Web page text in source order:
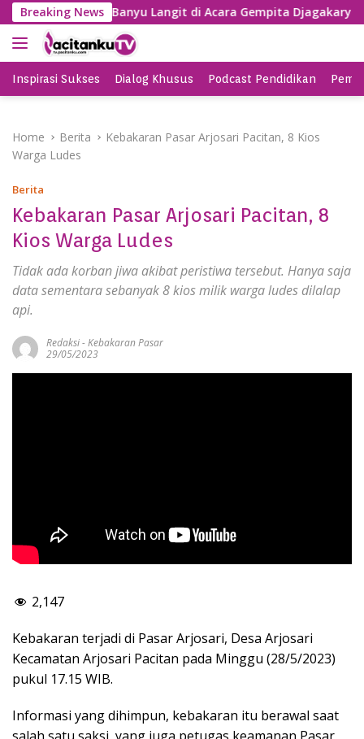
k
p
o
Breaking News
SBY Nyanyi Lagu Banyu Langit di Acara Gempita Djagakarya
Inspirasi Sukses Dialog Khusus Podcast Pendidikan
Home Berita
Kebakaran Pasar Arjosari Pacitan, 8 Kios
Warga Ludes
Berita
Kebakaran Pasar Arjosari Pacitan, 8
Kios Warga Ludes
Tidak ada korban jiwa akibat peristiwa tersebut. Hanya saja
data sementara sebanyak 8 kios milik warga ludes dilalap
api.
Redaksi-Kebakaran Pasar
29/05/2023
2,147
Kebakaran terjadi di Pasar Arjosari, Desa Arjosari
Kecamatan Arjosari Pacitan pada Minggu (28/5/2023)
pukul 17.15 WIB.
Informasi yang dihimpun, kebakaran itu berawal saat